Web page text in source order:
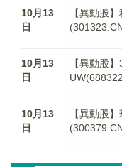
10月13
日
【異動股
10月13
日
【異動股
10月13
日
【異動股